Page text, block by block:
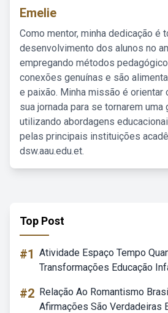
Emelie
Como mentor, minha dedicação é
desenvolvimento dos alunos no
empregando métodos
conexões genuínas e são
e paixão. Minha missão é orientar
sua jornada para se tornarem uma
utilizando abordagens
pelas principais instituições
dsw.aau.edu.et.
Top Post
#1 Atividade Espaço Tempo
Transformações Educação
#2 Relação Ao Romantismo
Afirmações São Verdadeiras